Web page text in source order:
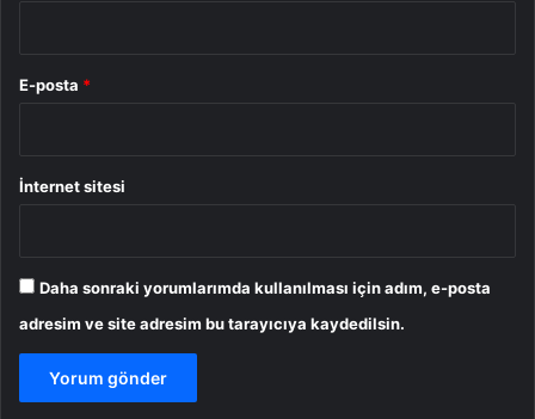
E-posta *
İnternet sitesi
Daha sonraki yorumlarımda kullanılması için adım, e-posta
adresim ve site adresim bu tarayıcıya kaydedilsin.